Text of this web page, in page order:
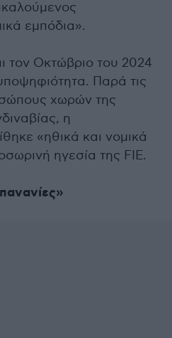
εμπόδια».
τον Οκτώβριο του 2024
Παρά τις
χωρών της
η
«ηθικά και νομικά
ηγεσία της FIE.